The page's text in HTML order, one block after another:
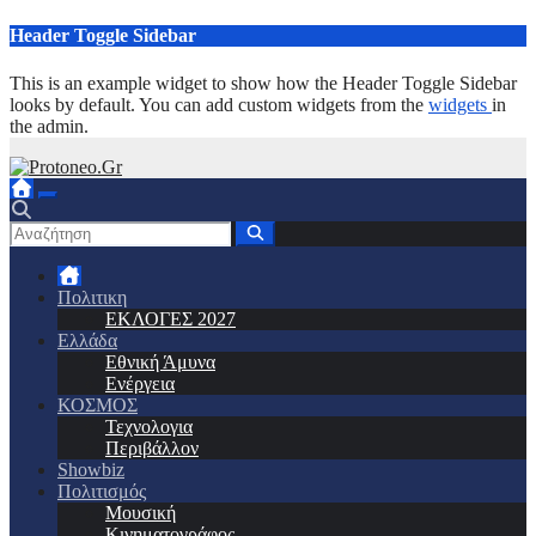
Μετάβαση
περιεχόμενο
Header Toggle Sidebar
This is an example widget to show how the Header Toggle Sidebar
looks by default. You can add custom widgets from the widgets in
the admin.
Πολιτικη
ΕΚΛΟΓΕΣ 2027
Ελλάδα
Εθνική Άμυνα
Ενέργεια
ΚΟΣΜΟΣ
Τεχνολογια
Περιβάλλον
Showbiz
Πολιτισμός
Μουσική